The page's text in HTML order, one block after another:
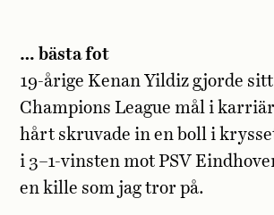
… bästa fot
19-årige Kenan Yildiz gjorde
Champions League mål i
hårt skruvade in en boll i
i 3–1-vinsten mot PSV
en kille som jag tror på.